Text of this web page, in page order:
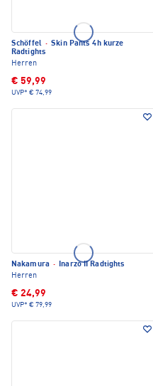
Schöffel · Skin Pants 4h kurze
Radtights
Herren
€ 59,99
UVP* € 74,99
Nakamura · Inarzo II Radtights
Herren
€ 24,99
UVP* € 79,99